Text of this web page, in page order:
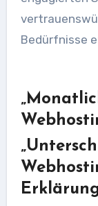
Bedürfnisse